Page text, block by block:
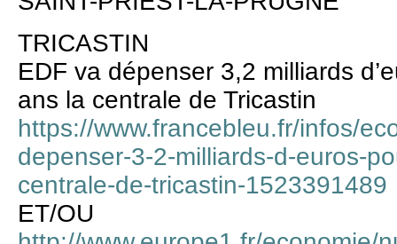
TRICASTIN
EDF va dépenser 3,2 milliards
ans la centrale de Tricastin
https://www.francebleu.fr/infos/
depenser-3-2-milliards-d-euros-
centrale-de-tricastin-1523391489
ET/OU